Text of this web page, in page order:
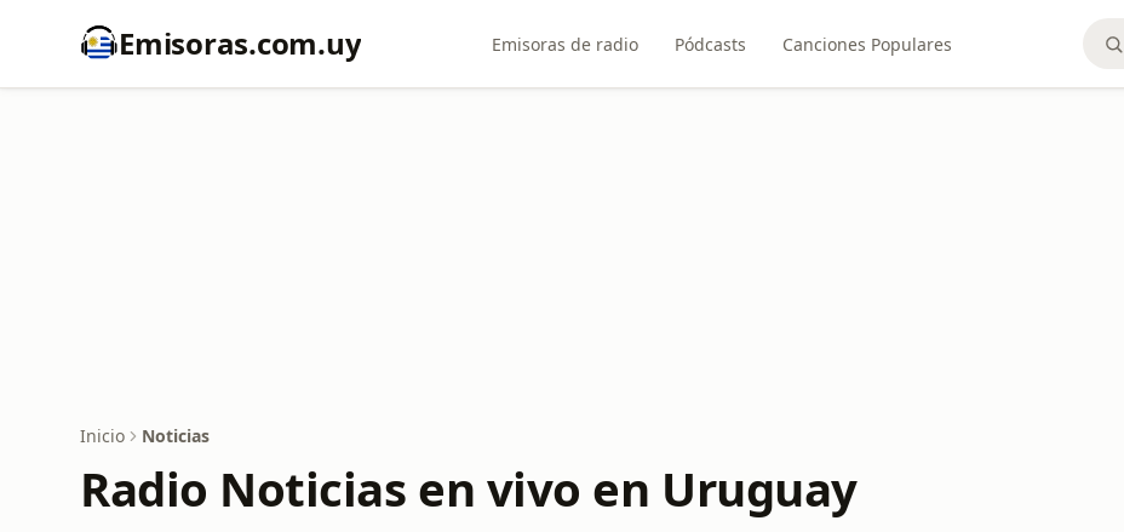
Emisoras.com.uy Emisoras de radio Pódcasts Canciones Populares
Inicio Noticias
Radio Noticias en vivo en Uruguay